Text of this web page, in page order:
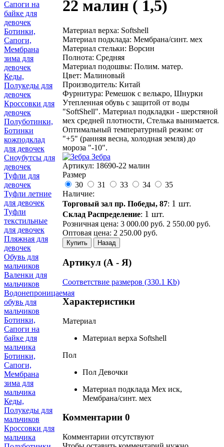
22 малин ( 1,5)
Материал верха: Softshell
Материал подклада: Мембрана/синт. мех
Материал стельки: Ворсин
Полнота: Средняя
Материал подошвы: Полим. матер.
Цвет: Малиновый
Производитель: Китай
Фурнитура: Ремешок с велькро, Шнурки
Утепленная обувь с защитой от воды
"SoftShell". Материал подкладки - шерстяной
мех средней плотности, Стелька вынимается.
Оптимальный температурный режим: от
"+5" (ранняя весна, холодная земля) до
мороза "-10".
Зебра
Артикул: 18690-22 малин
Размер
30
31 33 34
35
Наличие:
Торговый зал пр. Победы, 87: 1 шт.
Склад Распределение: 1 шт.
Розничная цена: 3 000.00 руб. 2 550.00 руб.
Оптовая цена: 2 250.00 руб.
Купить Назад
Артикул (А - Я)
Соответствие размеров (330.1 Kb)
Характеристики
Материал
Материал верха Softshell
Пол
Пол Девочки
Материал подклада Мех иск,
Мембрана/синт. мех
Комментарии 0
Комментарии отсутствуют
Сапоги на
байке для
девочек
Ботинки,
Сапоги,
Мембрана
зима для
девочек
Кеды,
Полукеды для
девочек
Кроссовки для
девочек
Полуботинки,
Ботинки
кожподклад
для девочек
Сноубутсы для
девочек
Туфли для
девочек
Туфли летние
для девочек
Туфли
текстильные
для девочек
Пляжная для
девочек
Обувь для
мальчиков
Валенки для
мальчиков
Водонепроницаемая
обувь для
мальчиков
Ботинки,
Сапоги на
байке для
мальчика
Ботинки,
Сапоги,
Мембрана
зима для
мальчика
Кеды,
Полукеды для
мальчиков
Кроссовки для
мальчика